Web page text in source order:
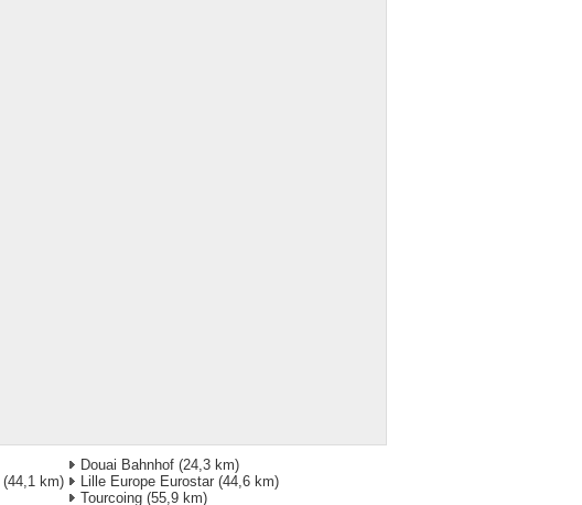
Douai Bahnhof (24,3 km)
(44,1 km) Lille Europe Eurostar (44,6 km)
Tourcoing (55,9 km)